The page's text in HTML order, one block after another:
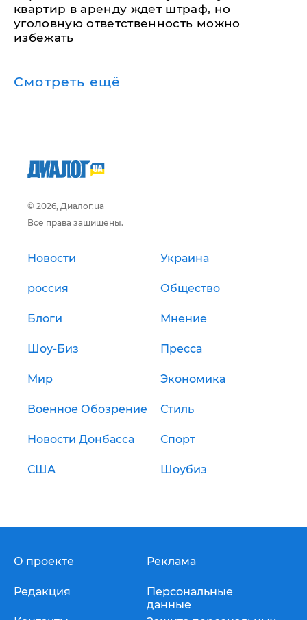
квартир в аренду ждет штраф, но
уголовную ответственность можно
избежать
Смотреть ещё
© 2026, Диалог.ua
Все права защищены.
Новости Украина
россия Общество
Блоги Мнение
Шоу-Биз Пресса
Мир Экономика
Военное Обозрение Стиль
Новости Донбасса Спорт
США Шоубиз
О проекте
Редакция
Реклама
Персональные
данные